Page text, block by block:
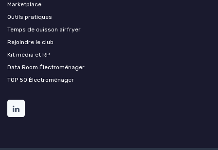
Marketplace
Outils pratiques
Temps de cuisson airfryer
Rejoindre le club
Kit média et RP
Data Room Électroménager
TOP 50 Électroménager